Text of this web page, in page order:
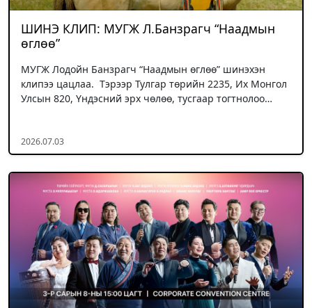
ШИНЭ КЛИП: МУГЖ Л.Банзрагч “Наадмын
өглөө”
МУГЖ Лодойн Банзрагч “Наадмын өглөө” шинэхэн
клипээ цацлаа. Тэрээр Тулгар төрийн 2235, Их Монгол
Улсын 820, Үндэсний эрх чөлөө, тусгаар тогтнолоо…
2026.07.03